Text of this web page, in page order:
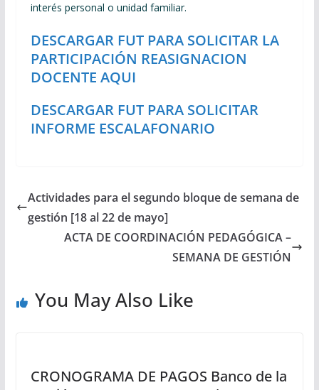
interés personal o unidad familiar.
DESCARGAR FUT PARA SOLICITAR LA
PARTICIPACIÓN REASIGNACION
DOCENTE AQUI
DESCARGAR FUT PARA SOLICITAR
INFORME ESCALAFONARIO
Actividades para el segundo bloque de semana de
gestión [18 al 22 de mayo]
ACTA DE COORDINACIÓN PEDAGÓGICA –
SEMANA DE GESTIÓN
You May Also Like
CRONOGRAMA DE PAGOS Banco de la